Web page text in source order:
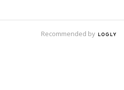
Recommended by